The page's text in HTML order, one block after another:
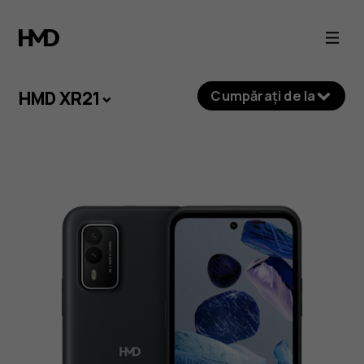
HMD
XR21
HMD XR21 Cumpărați de la